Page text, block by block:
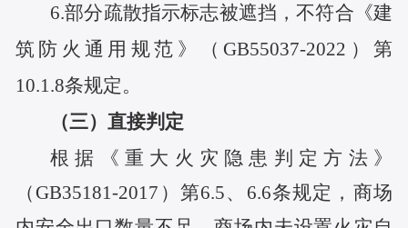
6.部分疏散指示标志被遮挡，不符合《建
筑防火通用规范》（GB55037-2022）第
10.1.8条规定。
（三）直接判定
根据《重大火灾隐患判定方法》
（GB35181-2017）第6.5、6.6条规定，商场